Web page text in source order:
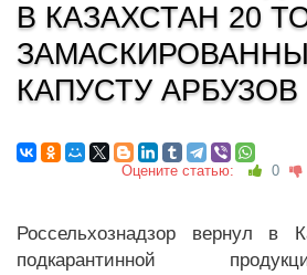
В КАЗАХСТАН 20
КАПУСТУ АРБУЗОВ
Оцените статью: 0
Россельхознадзор вернул в
подкарантинной